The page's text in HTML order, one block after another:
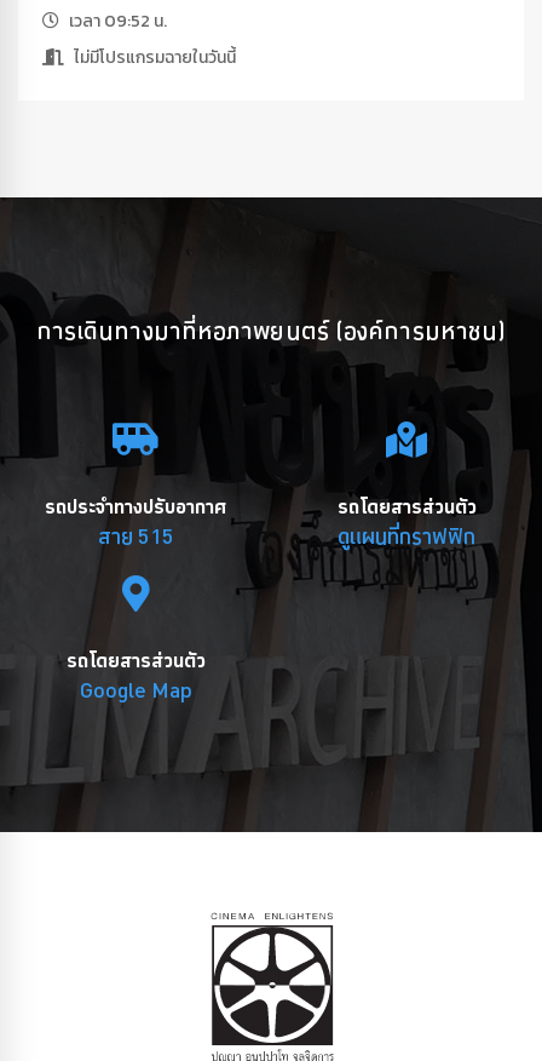
เวลา 09:52 น.
ไม่มีโปรแกรมฉายในวันนี้
การเดินทางมาที่หอภาพยนตร์ (องค์การมหาชน)
รถประจำทางปรับอากาศ
สาย 515
รถโดยสารส่วนตัว
ดูแผนที่กราฟฟิก
รถโดยสารส่วนตัว
Google Map